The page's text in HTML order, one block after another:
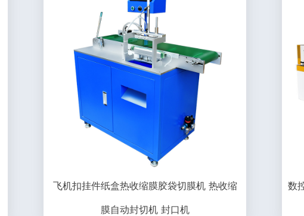
飞机扣挂件纸盒热收缩膜胶袋切膜机 热收缩
膜自动封切机 封口机
数